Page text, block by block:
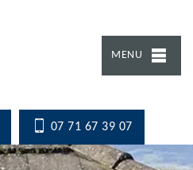
MENU
07 71 67 39 07